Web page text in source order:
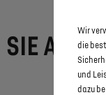
ALLE
Wir
die
und
dazu